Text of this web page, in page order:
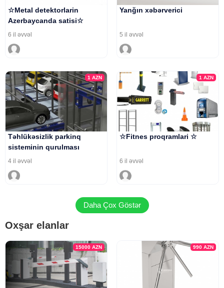
☆Metal detektorlarin
Azerbaycanda satisi☆
6 il əvvəl
Yanğın xəbərverici
5 il əvvəl
1AZN
Təhlükəsizlik parkinq
sisteminin qurulması
4 il əvvəl
1 AZN
☆Fitnes proqramlari ☆
6 il əvvəl
Daha Çox Göstər
Oxşar elanlar
15000AZN 990 AZN